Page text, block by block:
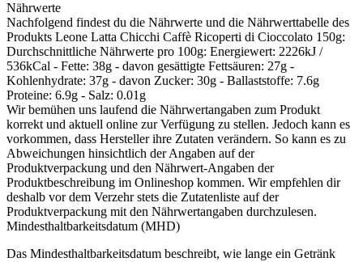
Nährwerte
Nachfolgend findest du die Nährwerte und die Nährwerttabelle des
Produkts Leone Latta Chicchi Caffè Ricoperti di Cioccolato 150g:
Durchschnittliche Nährwerte pro 100g: Energiewert: 2226kJ /
536kCal - Fette: 38g - davon gesättigte Fettsäuren: 27g -
Kohlenhydrate: 37g - davon Zucker: 30g - Ballaststoffe: 7.6g
Proteine: 6.9g - Salz: 0.01g
Wir bemühen uns laufend die Nährwertangaben zum Produkt
korrekt und aktuell online zur Verfügung zu stellen. Jedoch kann es
vorkommen, dass Hersteller ihre Zutaten verändern. So kann es zu
Abweichungen hinsichtlich der Angaben auf der
Produktverpackung und den Nährwert-Angaben der
Produktbeschreibung im Onlineshop kommen. Wir empfehlen dir
deshalb vor dem Verzehr stets die Zutatenliste auf der
Produktverpackung mit den Nährwertangaben durchzulesen.
Mindesthaltbarkeitsdatum (MHD)
Das Mindesthaltbarkeitsdatum beschreibt, wie lange ein Getränk